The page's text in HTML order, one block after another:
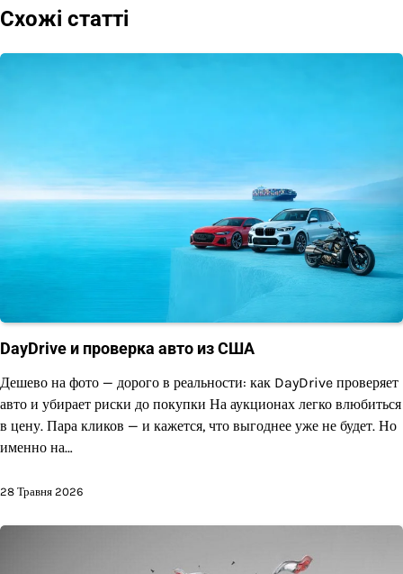
Схожі статті
DayDrive и проверка авто из США
Дешево на фото — дорого в реальности: как DayDrive проверяет
авто и убирает риски до покупки На аукционах легко влюбиться
в цену. Пара кликов — и кажется, что выгоднее уже не будет. Но
именно на…
28 Травня 2026